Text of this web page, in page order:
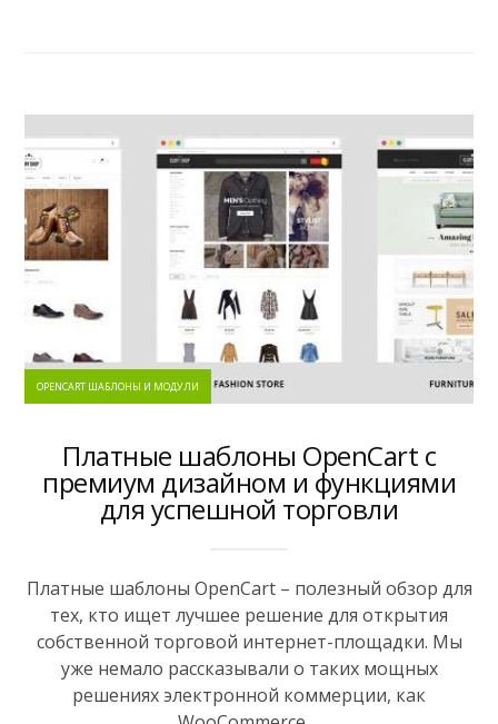
OPENCART ШАБЛОНЫ И МОДУЛИ
Платные шаблоны OpenCart с
премиум дизайном и функциями
для успешной торговли
Платные шаблоны OpenCart – полезный обзор для
тех, кто ищет лучшее решение для открытия
собственной торговой интернет-площадки. Мы
уже немало рассказывали о таких мощных
решениях электронной коммерции, как